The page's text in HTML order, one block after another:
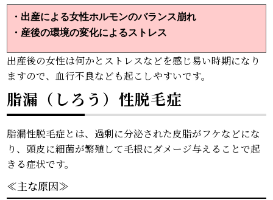
・出産による女性ホルモンのバランス崩れ
・ 産後の環境の変化によるストレス
出産後の女性は何かとストレスなどを感じ易い時期になり
ますので、血行不良なども起こしやすいです。
脂漏（しろう）性脱毛症
脂漏性脱毛症とは、過剰に分泌された皮脂がフケなどにな
り、頭皮に細菌が繁殖して毛根にダメージ与えることで起
きる症状です。
≪主な原因≫